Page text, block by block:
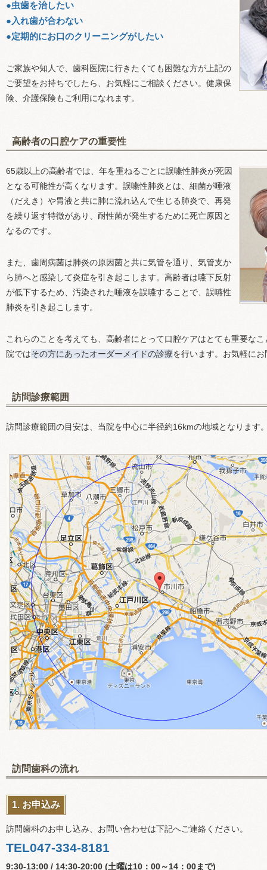
●虫歯を治したい
●入れ歯が合わない
●定期的にお口のクリーニングがしたい
ご家族や知人で、歯科医院に行きたくても困難な方が上記の
ご要望をお持ちでしたら、お気軽にご相談ください。健康保
険、介護保険もご利用になれます。
高齢者の口腔ケアの重要性
65歳以上の高齢者では、年を重ねるごとに誤嚥性肺炎が死因
となる可能性が高くなります。誤嚥性肺炎とは、細菌が唾液
（だえき）や胃液と共に肺に流れ込んで生じる肺炎で、再発
を繰り返す特徴があり、耐性菌が発生するために死亡原因と
なるのです。
また、歯周病菌は肺炎の原因菌と共に気管を通り、気管支か
ら肺へと感染して炎症を引き起こします。高齢者は嚥下反射
が低下するため、汚染された唾液を誤嚥することで、誤嚥性
肺炎を引き起こします。
これらのことを考えても、高齢者にとって口腔ケアはとても重要な
院ではその方にあったオーダーメイドの診療を行います。お気軽に
訪問診療範囲
訪問診療範囲の目安は、当院を中心に半径約16kmの地域となります
訪問歯科の流れ
1. お申込み
訪問歯科のお申し込み、お問い合わせは下記へご連絡ください。
TEL047-334-8181
9:30-13:00 / 14:30-20:00 (土曜は10：00～14：00まで)